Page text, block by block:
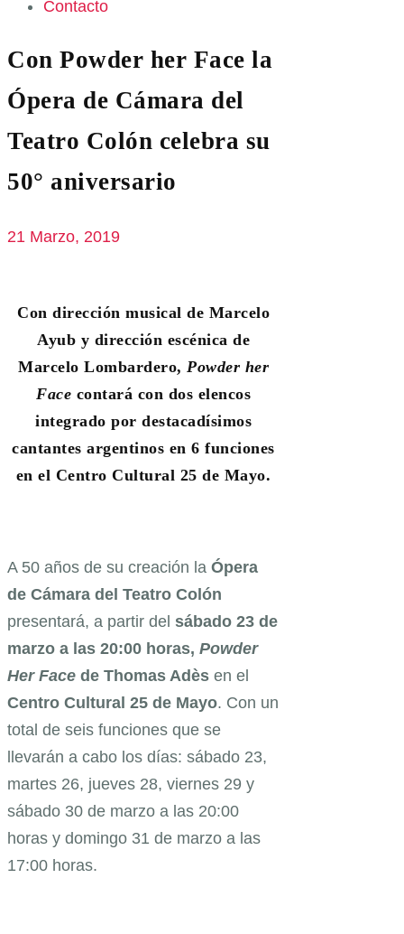
Contacto
Con Powder her Face la
Ópera de Cámara del
Teatro Colón celebra su
50° aniversario
21 Marzo, 2019
Con dirección musical de Marcelo
Ayub y dirección escénica de
Marcelo Lombardero, Powder her
Face contará con dos elencos
integrado por destacadísimos
cantantes argentinos en 6 funciones
en el Centro Cultural 25 de Mayo.
A 50 años de su creación la Ópera
de Cámara del Teatro Colón
presentará, a partir del sábado 23 de
marzo a las 20:00 horas, Powder
Her Face de Thomas Adès en el
Centro Cultural 25 de Mayo. Con un
total de seis funciones que se
llevarán a cabo los días: sábado 23,
martes 26, jueves 28, viernes 29 y
sábado 30 de marzo a las 20:00
horas y domingo 31 de marzo a las
17:00 horas.